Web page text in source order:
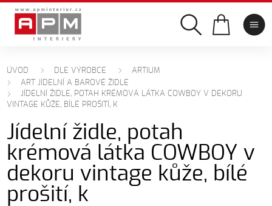
ÚVOD DLE VÝROBCE
ARTIUM
ART JÍDELNÍ A BAROVÉ ŽIDLE
JÍDELNÍ ŽIDLE, POTAH KRÉMOVÁ LÁTKA COWBOY V DEKORU
VINTAGE KŮŽE, BÍLÉ PROŠITÍ, K
Jídelní židle, potah
krémová látka COWBOY v
dekoru vintage kůže, bílé
prošití, k